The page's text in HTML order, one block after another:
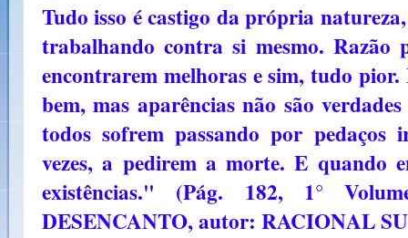
Tudo isso é castigo da própria
trabalhando contra si mesmo. Razão
encontrarem melhoras e sim, tudo
bem, mas aparências não são
todos sofrem passando por pedaços
vezes, a pedirem a morte. E quando
existências." (Pág. 182, 1°
DESENCANTO, autor: RACIONAL